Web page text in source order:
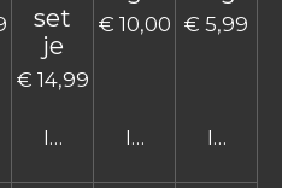
set
je
€ 14,99
In winkelwagen
€ 10,00
In
€ 5,99
In